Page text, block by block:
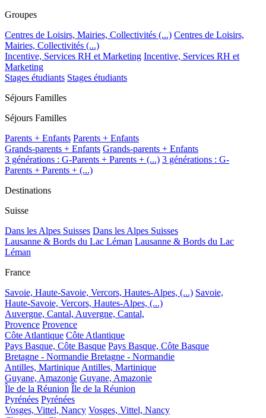
Groupes
Centres de Loisirs, Mairies, Collectivités (...) Centres de Loisirs,
Mairies, Collectivités (...)
Incentive, Services RH et Marketing Incentive, Services RH et
Marketing
Stages étudiants Stages étudiants
Séjours Familles
Séjours Familles
Parents + Enfants Parents + Enfants
Grands-parents + Enfants Grands-parents + Enfants
3 générations : G-Parents + Parents + (...) 3 générations : G-
Parents + Parents + (...)
Destinations
Suisse
Dans les Alpes Suisses Dans les Alpes Suisses
Lausanne & Bords du Lac Léman Lausanne & Bords du Lac
Léman
France
Savoie, Haute-Savoie, Vercors, Hautes-Alpes, (...) Savoie,
Haute-Savoie, Vercors, Hautes-Alpes, (...)
Auvergne, Cantal, Auvergne, Cantal,
Provence Provence
Côte Atlantique Côte Atlantique
Pays Basque, Côte Basque Pays Basque, Côte Basque
Bretagne - Normandie Bretagne - Normandie
Antilles, Martinique Antilles, Martinique
Guyane, Amazonie Guyane, Amazonie
Île de la Réunion Île de la Réunion
Pyrénées Pyrénées
Vosges, Vittel, Nancy Vosges, Vittel, Nancy